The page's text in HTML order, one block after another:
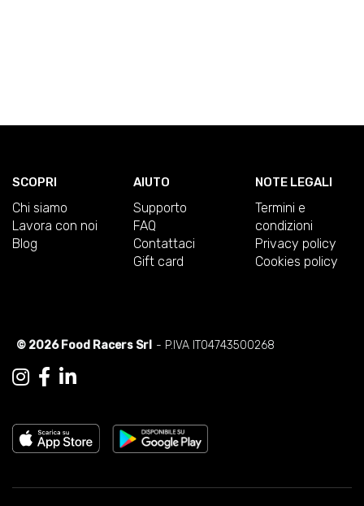
SCOPRI
Chi siamo
Lavora con noi
Blog
AIUTO
Supporto
FAQ
Contattaci
Gift card
NOTE LEGALI
Termini e
condizioni
Privacy policy
Cookies policy
© 2026 Food Racers Srl - P.IVA IT04743500268